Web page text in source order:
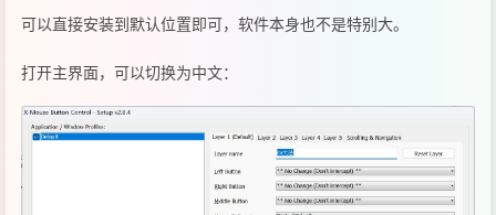
可以直接安装到默认位置即可，软件本身也不是特别大。
打开主界面，可以切换为中文：